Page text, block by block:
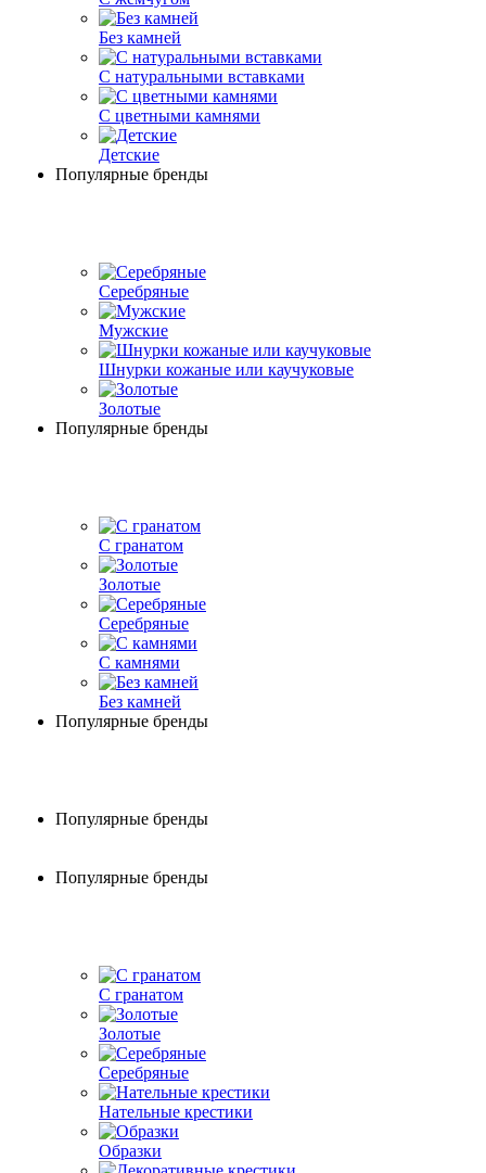
Без камней
С натуральными вставками
С цветными камнями
Детские
Популярные бренды
Серебряные
Мужские
Шнурки кожаные или каучуковые
Золотые
Популярные бренды
С гранатом
Золотые
Серебряные
С камнями
Без камней
Популярные бренды
Популярные бренды
Популярные бренды
С гранатом
Золотые
Серебряные
Нательные крестики
Образки